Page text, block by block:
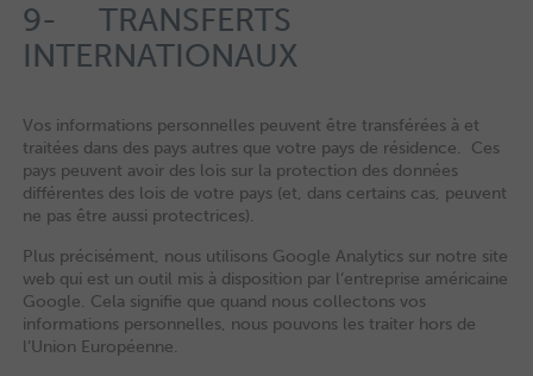
9- TRANSFERTS
INTERNATIONAUX
Vos informations personnelles peuvent être transférées à et
traitées dans des pays autres que votre pays de résidence. Ces
pays peuvent avoir des lois sur la protection des données
différentes des lois de votre pays (et, dans certains cas, peuvent
ne pas être aussi protectrices).
Plus précisément, nous utilisons Google Analytics sur notre site
web qui est un outil mis à disposition par l’entreprise américaine
Google. Cela signifie que quand nous collectons vos
informations personnelles, nous pouvons les traiter hors de
l’Union Européenne.